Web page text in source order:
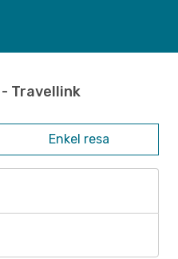
Travellink
Enkel resa